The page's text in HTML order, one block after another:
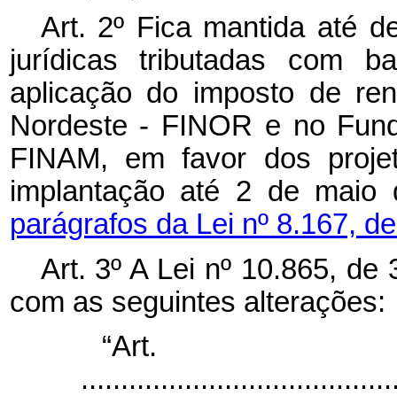
Art. 2º Fica mantida até
jurídicas tributadas com
aplicação do imposto de
Nordeste - FINOR e no
FINAM, em favor dos
implantação até 2 de
parágrafos da Lei nº 8.167,
Art. 3º A Lei nº 10.865,
com as seguintes alterações: